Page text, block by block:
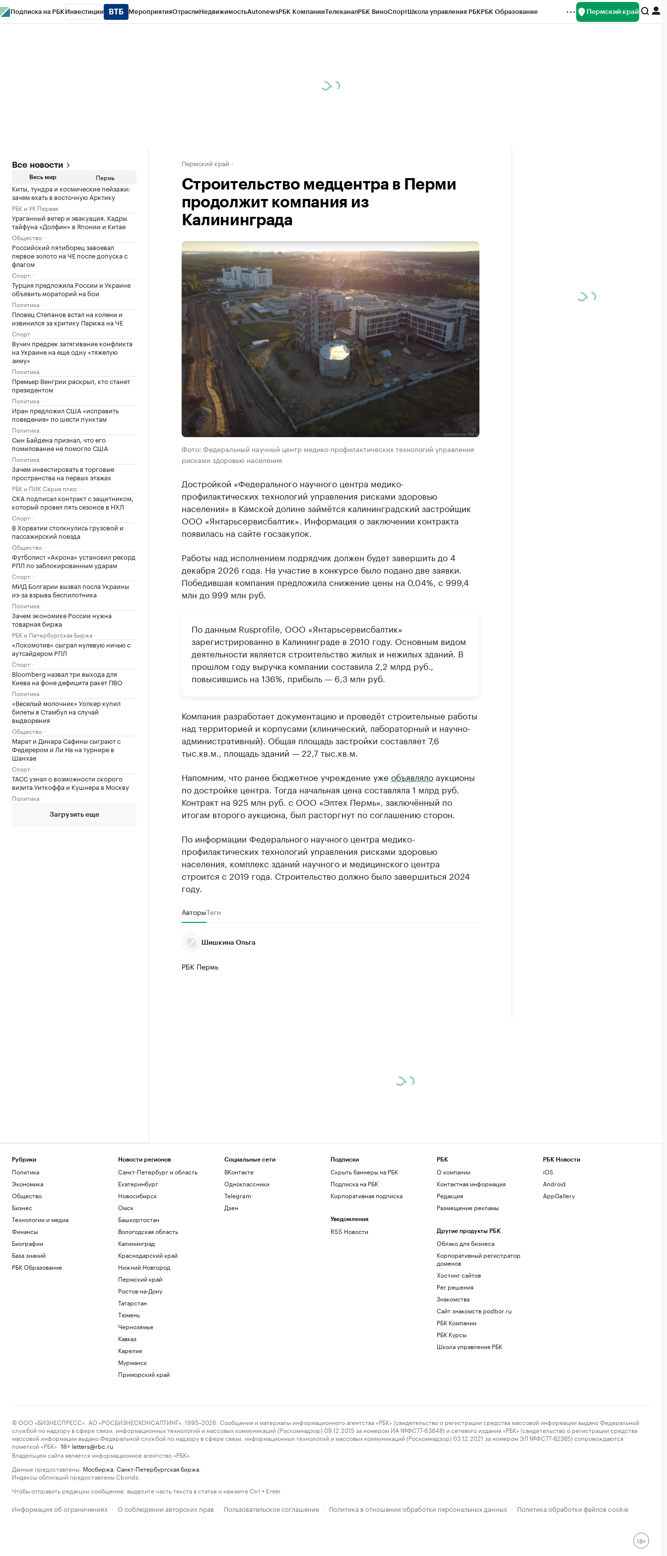
Подписка на РБК Инвестиции МероприятияОтраслиНедвижимостьAutonewsРБК КомпанииТелеканалРБК ВиноСпортШкола управления РБКРБК Образование Пермский край
Все новости
Весь мир Пермь
Киты, тундра и космические пейзажи:
зачем ехать в восточную Арктику
РБК и УК Первая
Ураганный ветер и эвакуация. Кадры
тайфуна «Долфин» в Японии и Китае
Общество
Российский пятиборец завоевал
первое золото на ЧЕ после допуска с
флагом
Спорт
Турция предложила России и Украине
объявить мораторий на бои
Политика
Пловец Степанов встал на колени и
извинился за критику Парижа на ЧЕ
Спорт
Вучич предрек затягивание конфликта
на Украине на еще одну «тяжелую
зиму»
Политика
Премьер Венгрии раскрыл, кто станет
президентом
Политика
Иран предложил США «исправить
поведение» по шести пунктам
Политика
Сын Байдена признал, что его
помилование не помогло США
Политика
Зачем инвестировать в торговые
пространства на первых этажах
РБК и ПИК Серия плюс
СКА подписал контракт с защитником,
который провел пять сезонов в НХЛ
Спорт
В Хорватии столкнулись грузовой и
пассажирский поезда
Общество
Футболист «Акрона» установил рекорд
РПЛ по заблокированным ударам
Спорт
МИД Болгарии вызвал посла Украины
из-за взрыва беспилотника
Политика
Зачем экономике России нужна
товарная биржа
РБК и Петербургская Биржа
«Локомотив» сыграл нулевую ничью с
аутсайдером РПЛ
Спорт
Bloomberg назвал три выхода для
Киева на фоне дефицита ракет ПВО
Политика
«Веселый молочник» Уолкер купил
билеты в Стамбул на случай
выдворения
Общество
Марат и Динара Сафины сыграют с
Федерером и Ли На на турнире в
Шанхае
Спорт
ТАСС узнал о возможности скорого
визита Уиткоффа и Кушнера в Москву
Политика
Загрузить еще
Пермский край
Строительство медцентра в Перми
продолжит компания из
Калининграда
Фото: Федеральный научный центр медико-профилактических технологий управления
рисками здоровью населения
Достройкой «Федерального научного центра медико-
профилактических технологий управления рисками здоровью
населения» в Камской долине займётся калининградский застройщик
ООО «Янтарьсервисбалтик». Информация о заключении контракта
появилась на сайте госзакупок.
Работы над исполнением подрядчик должен будет завершить до 4
декабря 2026 года. На участие в конкурсе было подано две заявки.
Победившая компания предложила снижение цены на 0,04%, с 999,4
млн до 999 млн руб.
По данным Rusprofile, ООО «Янтарьсервисбалтик»
зарегистрированно в Калининграде в 2010 году. Основным видом
деятельности является строительство жилых и нежилых зданий. В
прошлом году выручка компании составила 2,2 млрд руб.,
повысившись на 136%, прибыль — 6,3 млн руб.
Компания разработает документацию и проведёт строительные работы
над территорией и корпусами (клинический, лабораторный и научно-
административный). Общая площадь застройки составляет 7,6
тыс.кв.м., площадь зданий — 22,7 тыс.кв.м.
Напомним, что ранее бюджетное учреждение уже объявлялоаукционы
по достройке центра. Тогда начальная цена составляла 1 млрд руб.
Контракт на 925 млн руб. с ООО «Элтех Пермь», заключённый по
итогам второго аукциона, был расторгнут по соглашению сторон.
По информации Федерального научного центра медико-
профилактических технологий управления рисками здоровью
населения, комплекс зданий научного и медицинского центра
строится с 2019 года. Строительство должно было завершиться 2024
году.
АвторыТеги
Шишкина Ольга
РБК Пермь
Рубрики
Политика
Экономика
Общество
Бизнес
Технологии и медиа
Финансы
Биографии
База знаний
РБК Образование
Новости регионов
Санкт-Петербург и область
Екатеринбург
Новосибирск
Омск
Башкортостан
Вологодская область
Калининград
Краснодарский край
Нижний Новгород
Пермский край
Ростов-на-Дону
Татарстан
Тюмень
Черноземье
Кавказ
Карелия
Мурманск
Приморский край
Социальные сети
ВКонтакте
Одноклассники
Telegram
Дзен
Подписки
Скрыть баннеры на РБК
Подписка на РБК
Корпоративная подписка
Уведомления
RSS Новости
РБК
О компании
Контактная информация
Редакция
Размещение рекламы
Другие продукты РБК
Облако для бизнеса
Корпоративный регистратор
доменов
Хостинг сайтов
Рег.решения
Знакомства
Сайт знакомств podbor.ru
РБК Компании
РБК Курсы
Школа управления РБК
РБК Новости
iOS
Android
AppGallery
© ООО «БИЗНЕСПРЕСС», АО «РОСБИЗНЕСКОНСАЛТИНГ», 1995–2026. Сообщения и материалы информационного агентства «РБК» (свидетельство о регистрации средства массовой информации выдано Федеральной
службой по надзору в сфере связи, информационных технологий и массовых коммуникаций (Роскомнадзор) 09.12.2015 за номером ИА №ФС77-63848) и сетевого издания «РБК» (свидетельство о регистрации средства
массовой информации выдано Федеральной службой по надзору в сфере связи, информационных технологий и массовых коммуникаций (Роскомнадзор) 03.12.2021 за номером ЭЛ №ФС77-82385) сопровождаются
пометкой «РБК».
18+ letters@rbc.ru
Владельцем сайта является информационное агентство «РБК».
Данные предоставлены: Мосбиржа Санкт-Петербургская биржа
Индексы облигаций предоставлены Cbonds.
Чтобы отправить редакции сообщение, выделите часть текста в статье и нажмите Ctrl + Enter
Информация об ограничениях · О соблюдении авторских прав · Пользовательское соглашение · Политика в отношении обработки персональных данных · Политика обработки файлов cookie
18+